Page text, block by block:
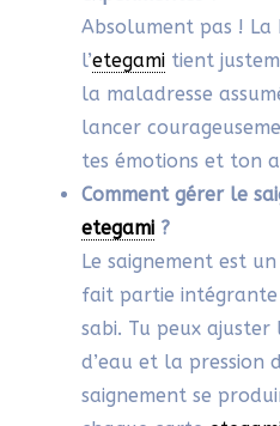
24/09/2025 À
Merci pour cet
glossaire détaillé est
précieuse pour les
souhaitent
s’initier à cet art.
SYLVIE